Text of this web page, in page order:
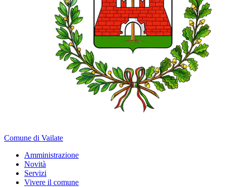
Comune di Vailate
Amministrazione
Novità
Servizi
Vivere il comune